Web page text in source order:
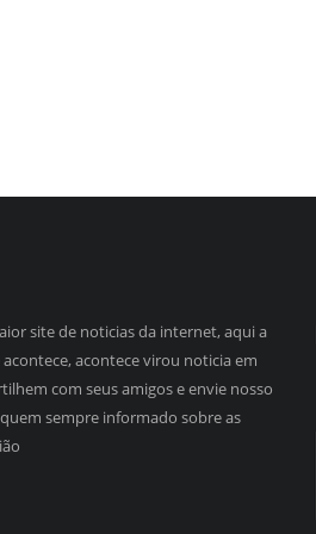
site de noticias da internet, aqui a
acontece virou noticia em
com seus amigos e envie nosso
sempre informado sobre as